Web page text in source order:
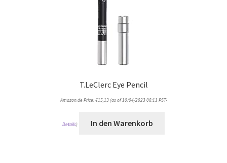
T.LeClerc Eye Pencil
Amazon.de Price:€15,13(as of 10/04/2023 08:11 PST-
Details) In den Warenkorb